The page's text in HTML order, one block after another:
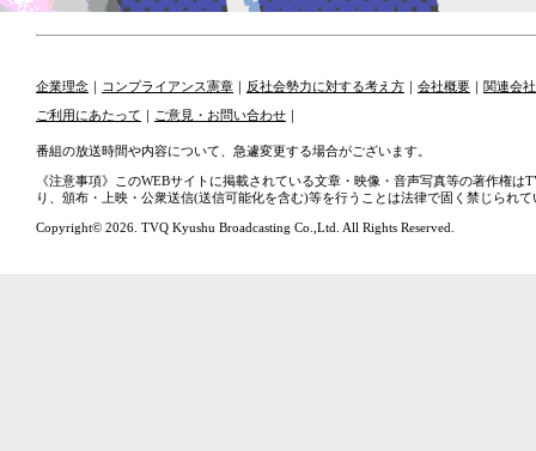
企業理念 ｜ コンプライアンス憲章 ｜ 反社会勢力に対する考え方 ｜ 会社概要 ｜ 関連会社
ご利用にあたって ｜ ご意見・お問い合わせ ｜
番組の放送時間や内容について、急遽変更する場合がございます。
《注意事項》このWEBサイトに掲載されている文章・映像・音声写真等の著作権
り、頒布・上映・公衆送信(送信可能化を含む)等を行うことは法律で固く禁じられて
Copyright© 2026. TVQ Kyushu Broadcasting Co.,Ltd. All Rights Reserved.